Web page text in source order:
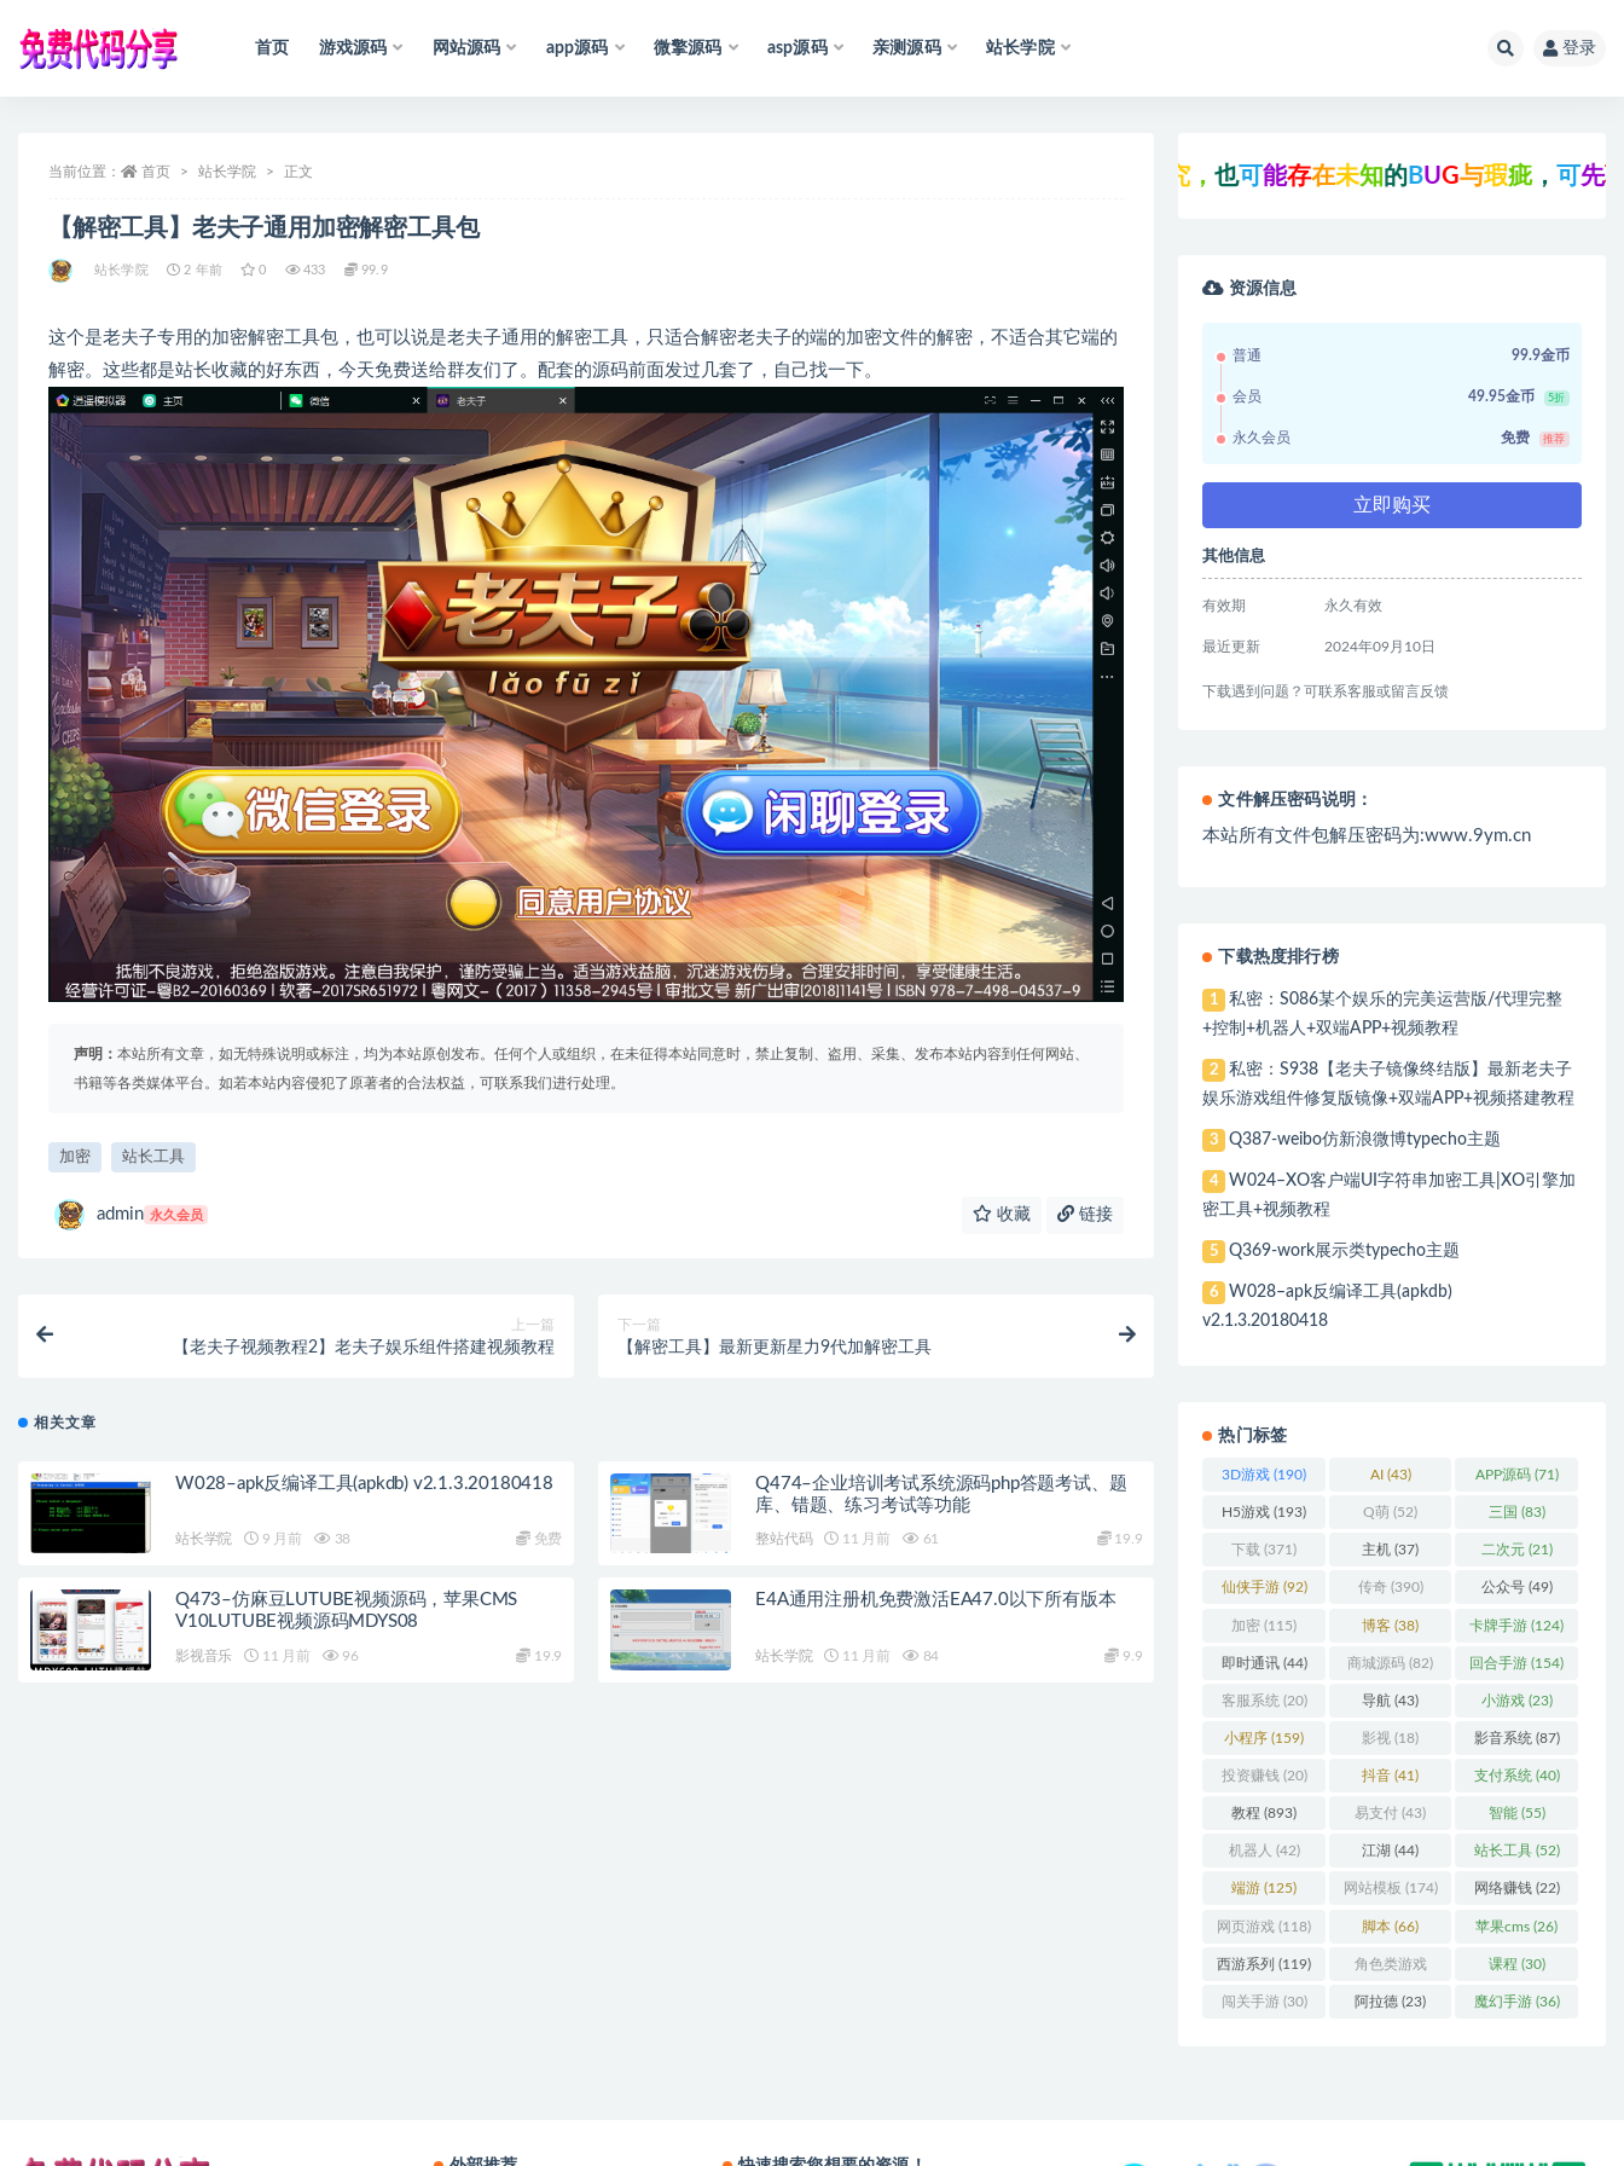
首页 游戏源码 网站源码 app源码 微擎源码 asp源码 亲测源码 站长学院 登录
当前位置： 首页 站长学院 正文
【解密工具】老夫子通用加密解密工具包
站长学院 2 年前 0 433 99.9
这个是老夫子专用的加密解密工具包，也可以说是老夫子通用的解密工具，只适合解密老夫子的端的加密文件的解密，不适合其它端的
解密。这些都是站长收藏的好东西，今天免费送给群友们了。配套的源码前面发过几套了，自己找一下。
声明： 本站所有文章，如无特殊说明或标注，均为本站原创发布。任何个人或组织，在未征得本站同意时，禁止复制、盗用、采集、发布本站内容到任何网站、
书籍等各类媒体平台。如若本站内容侵犯了原著者的合法权益，可联系我们进行处理。
加密 站长工具
admin 永久会员 收藏 链接
上一篇
【老夫子视频教程2】老夫子娱乐组件搭建视频教程
下一篇
【解密工具】最新更新星力9代加解密工具
相关文章
W028–apk反编译工具(apkdb) v2.1.3.20180418
站长学院 9 月前 38 免费
Q474–企业培训考试系统源码php答题考试、题
库、错题、练习考试等功能
整站代码 11 月前 61 19.9
Q473–仿麻豆LUTUBE视频源码，苹果CMS
V10LUTUBE视频源码MDYS08
影视音乐 11 月前 96 19.9
E4A通用注册机免费激活EA47.0以下所有版本
站长学院 11 月前 84 9.9
可 能存在未知的BUG与瑕疵，可先 联系站
资源信息
普通 99.9金币
会员 49.95金币 5折
永久会员 免费 推荐
立即购买
其他信息
有效期 永久有效
最近更新 2024年09月10日
下载遇到问题？可联系客服或留言反馈
文件解压密码说明：
本站所有文件包解压密码为:www.9ym.cn
下载热度排行榜
1
私密：S086某个娱乐的完美运营版/代理完整
+控制+机器人+双端APP+视频教程
2
私密：S938【老夫子镜像终结版】最新老夫子
娱乐游戏组件修复版镜像+双端APP+视频搭建教程
3 Q387-weibo仿新浪微博typecho主题
4
W024–XO客户端UI字符串加密工具|XO引擎加
密工具+视频教程
5 Q369-work展示类typecho主题
6
W028–apk反编译工具(apkdb)
v2.1.3.20180418
热门标签
3D游戏 (190) AI(43) APP源码(71)
H5游戏 (193) Q萌 (52) 三国 (83)
下载 (371) 主机 (37) 二次元(21)
仙侠手游(92) 传奇(390) 公众号(49)
加密 (115) 博客 (38) 卡牌手游 (124)
即时通讯(44) 商城源码 (82) 回合手游 (154)
客服系统 (20) 导航 (43) 小游戏(23)
小程序 (159) 影视 (18) 影音系统 (87)
投资赚钱 (20) 抖音 (41) 支付系统 (40)
教程 (893) 易支付 (43) 智能(55)
机器人 (42) 江湖 (44) 站长工具(52)
端游 (125) 网站模板 (174) 网络赚钱(22)
网页游戏 (118) 脚本 (66) 苹果cms (26)
西游系列 (119) 角色类游戏
(306)
课程 (30)
闯关手游(30) 阿拉德 (23) 魔幻手游(36)